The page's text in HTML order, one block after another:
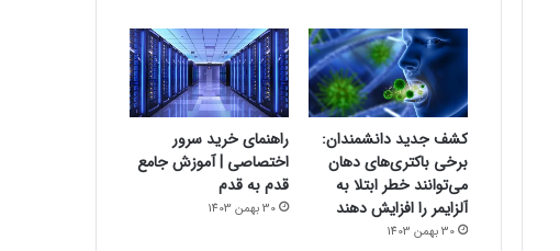
کشف جدید دانشمندان:
برخی باکتری‌های دهان
می‌توانند خطر ابتلا به
آلزایمر را افزایش دهند
30 بهمن 1403
راهنمای خرید سرور
اختصاصی | آموزش جامع
قدم به قدم
30 بهمن 1403